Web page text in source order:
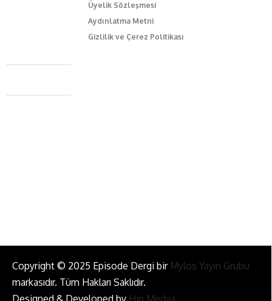
Üyelik Sözleşmesi
Aydınlatma Metni
Gizlilik ve Çerez Politikası
Caferağa Mah. Dr. Şakir Paşa Sok. No3/A Kadıköy İstanbul
+90 543 345 46 00
Copyright © 2025 Episode Dergi bir Mylos Yayın Grubu
markasıdır. Tüm Hakları Saklıdır.
Designed & Developed by Hip Medya